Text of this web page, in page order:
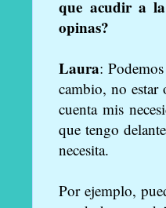
que acudir a
opinas?
Laura:
cambio, no estar
cuenta mis
que tengo
necesita.
Por ejemplo,